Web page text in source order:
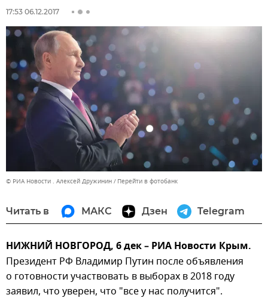
17:53 06.12.2017
© РИА Новости . Алексей Дружинин Перейти в фотобанк
Читать в МАКС Дзен Telegram
НИЖНИЙ НОВГОРОД, 6 дек – РИА Новости Крым.
Президент РФ Владимир Путин после объявления
о готовности участвовать в выборах в 2018 году
заявил, что уверен, что "все у нас получится".